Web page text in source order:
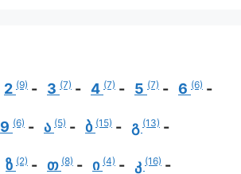
2 (9) 3 (7) 4 (7) 5 (7) 6 (6)
9 (6) ა (5) ბ (15) გ (13)
ზ (2) თ (8) ი (4) კ (16)